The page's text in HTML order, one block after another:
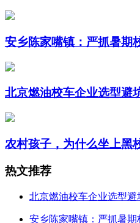
安乡陈家嘴镇：严抓暑期
北京燃油校车企业选型避
农村孩子，为什么坐上黑
热文推荐
北京燃油校车企业选型避
安乡陈家嘴镇：严抓暑期